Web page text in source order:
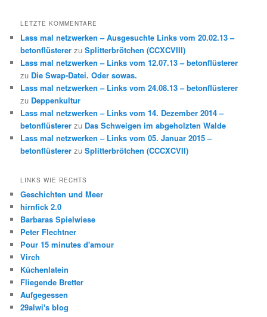
LETZTE KOMMENTARE
Lass mal netzwerken – Ausgesuchte Links vom 20.02.13 –
betonflüsterer zuSplitterbrötchen (CCXCVIII)
Lass mal netzwerken – Links vom 12.07.13 – betonflüsterer
zu Die Swap-Datei. Oder sowas.
Lass mal netzwerken – Links vom 24.08.13 – betonflüsterer
zu Deppenkultur
Lass mal netzwerken – Links vom 14. Dezember 2014 –
betonflüsterer zu Das Schweigen im abgeholzten Walde
Lass mal netzwerken – Links vom 05. Januar 2015 –
betonflüsterer zuSplitterbrötchen (CCCXCVII)
LINKS WIE RECHTS
Geschichten und Meer
hirnfick 2.0
Barbaras Spielwiese
Peter Flechtner
Pour 15 minutes d'amour
Virch
Küchenlatein
Fliegende Bretter
Aufgegessen
29alwi's blog